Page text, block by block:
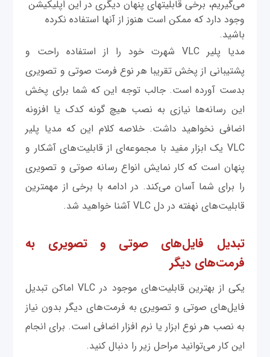
می‌گیریم، برخی قابلیتهای پنهان دیگری در این اپلیکیشن
وجود دارد که ممکن است هنوز از آنها استفاده نکرده
باشید.
مدیا پلیر VLC شهرت خود را از استفاده راحت و
پشتیبانی از پخش تقريبا هر نوع فرمت صوتی و تصویری
بدست آورده است. جالب توجه این که شما برای پخش
این رسانه‌ها نیازی به نصب هیچ گونه کدک یا افزونه
اضافی نخواهید داشت. خلاصه کلام این که مدیا پلیر
VLC یک ابزار مفید با مجموعه‌ای از قابلیت‌های آشکار و
پنهان است که کار نمایش انواع رسانه صوتی و تصویری
را برای شما آسان می‌کند. در ادامه با برخی از مهمترین
قابلیت‌های نهفته در دل VLC آشنا خواهید شد.
تبدیل فایل‌های صوتی و تصویری به
فرمت‌های دیگر
یکی از بهترین قابلیت‌های موجود در VLC اماکن تبدیل
فایل‌های صوتی و تصویری به فرمت‌های دیگر بدون نیاز
به نصب هر نوع ابزار یا نرم افزار اضافی است. برای انجام
این کار می‌توانید مراحل زیر را دنبال كنيد.